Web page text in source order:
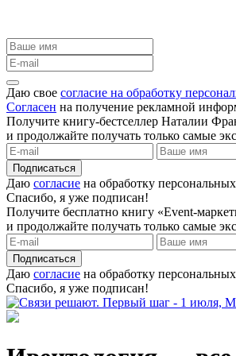
Даю свое согласие на обработку
Согласен на получение рекламной
Получите книгу-бестселлер Наталии
и продолжайте получать только самые
Подписаться
Даю согласие на обработку
Спасибо, я уже подписан!
Получите бесплатно книгу «Event-
и продолжайте получать только самые
Подписаться
Даю согласие на обработку
Спасибо, я уже подписан!